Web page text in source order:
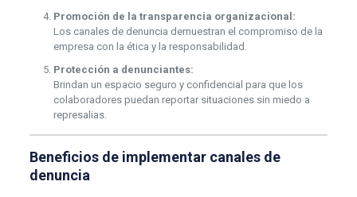
Promoción de la transparencia organizacional:
Los canales de denuncia demuestran el compromiso de la
empresa con la ética y la responsabilidad.
Protección a denunciantes:
Brindan un espacio seguro y confidencial para que los
colaboradores puedan reportar situaciones sin miedo a
represalias.
Beneficios de implementar canales de
denuncia